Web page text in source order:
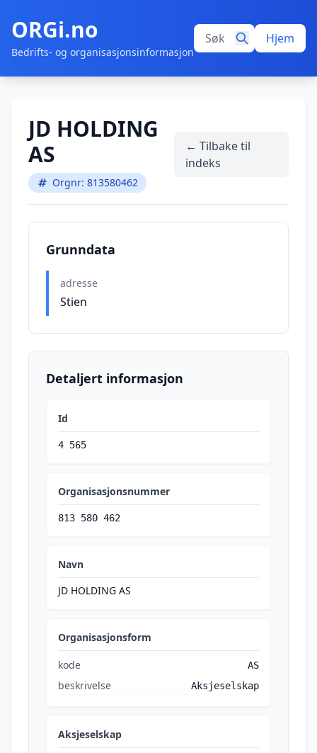
ORGi.no
Bedrifts- og organisasjonsinformasjon
Hjem
JD HOLDING
AS
Orgnr: 813580462
← Tilbake til
indeks
Grunndata
adresse
Stien
Detaljert informasjon
Id
4 565
Organisasjonsnummer
813 580 462
Navn
JD HOLDING AS
Organisasjonsform
kode AS
beskrivelse Aksjeselskap
Aksjeselskap